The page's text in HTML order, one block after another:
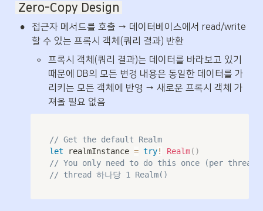
Zero-Copy Design
•
접근자 메서드를 호출 → 데이터베이스에서 read/write
할 수 있는 프록시 객체(쿼리 결과) 반환
◦
프록시 객체(쿼리 결과)는 데이터를 바라보고 있기
때문에 DB의 모든 변경 내용은 동일한 데이터를 가
리키는 모든 객체에 반영 → 새로운 프록시 객체 가
져올 필요 없음
// Get the default Realm
let realmInstance = try! Realm( )
// You only need to do this once (per thread)
// thread 하나당 1 Realm()